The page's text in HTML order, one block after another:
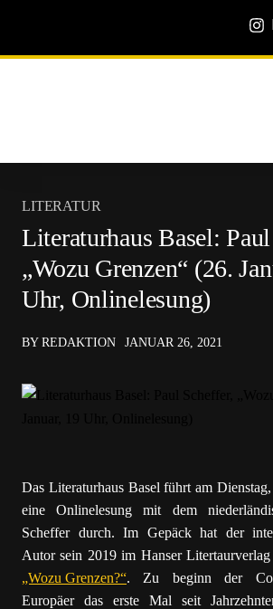
LITERATUR
Literaturhaus Basel:
„Wozu Grenzen“ (26.
Uhr, Onlinelesung)
BY REDAKTION JANUAR 26, 2021
Das Literaturhaus Basel führt am
eine Onlinelesung mit dem
Scheffer durch. Im Gepäck hat der
Autor sein 2019 im Hanser Litertaurverlag
„Wozu Grenzen?“. Zu beginn der
Europäer das erste Mal seit